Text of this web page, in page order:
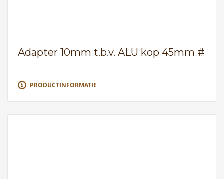
Adapter 10mm t.b.v. ALU kop 45mm #
PRODUCTINFORMATIE